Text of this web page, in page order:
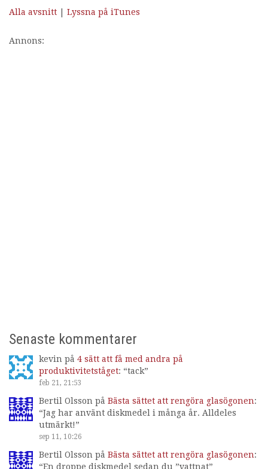
Alla avsnitt Lyssna på iTunes
Annons:
Senaste kommentarer
kevin på 4 sätt att få med andra på
produktivitetståget: “tack”
feb 21, 21:53
Bertil Olsson på Bästa sättet att rengöra glasögonen:
“Jag har använt diskmedel i många år. Alldeles
utmärkt!”
sep 11, 10:26
Bertil Olsson på Bästa sättet att rengöra glasögonen:
“En droppe diskmedel sedan du ”vattnat”